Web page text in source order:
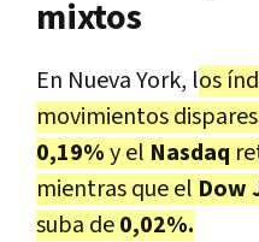
mixtos
En Nueva York, los
movimientos
0,19%y el Nasdaq
mientras que el Dow
suba de0,02%.